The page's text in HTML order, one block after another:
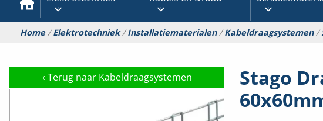
Home/Elektrotechniek/Installatiematerialen/Kabeldraagsystemen/
‹ Terug naar Kabeldraagsystemen
Stago